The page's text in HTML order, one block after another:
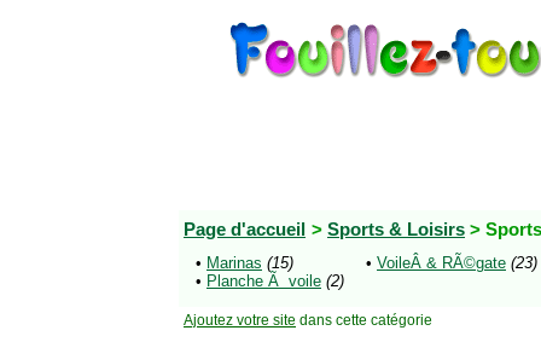
Page d'accueil > Sports & Loisirs >
• Marinas (15)
• Planche Ã voile (2)
• VoileÂ & RÃ©gate (23)
Ajoutez votre site dans cette catégorie